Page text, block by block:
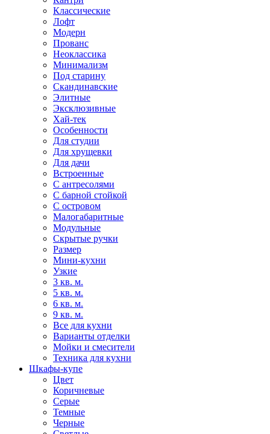
Классические
Лофт
Модерн
Прованс
Неоклассика
Минимализм
Под старину
Скандинавские
Элитные
Эксклюзивные
Хай-тек
Особенности
Для студии
Для хрущевки
Для дачи
Встроенные
С антресолями
С барной стойкой
С островом
Малогабаритные
Модульные
Скрытые ручки
Размер
Мини-кухни
Узкие
3 кв. м.
5 кв. м.
6 кв. м.
9 кв. м.
Все для кухни
Варианты отделки
Мойки и смесители
Техника для кухни
Шкафы-купе
Цвет
Коричневые
Серые
Темные
Черные